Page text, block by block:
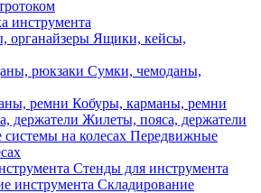
инструмента
Ящики, кейсы,
Сумки, чемоданы,
Кобуры, карманы, ремни
Жилеты, пояса, держатели
Передвижные
Стенды для инструмента
Складирование